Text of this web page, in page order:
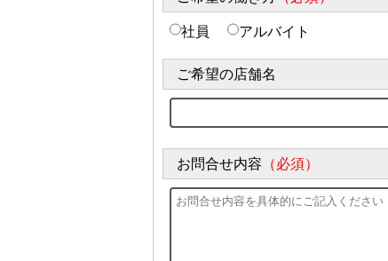
社員
アルバイト
ご希望の店舗名
お問合せ内容 （必須）